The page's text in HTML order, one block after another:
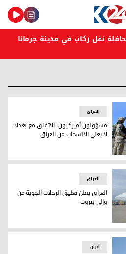
نقل ركاب في مدينة جرمانا
العراق
مسؤولون أميركيون: الاتفاق مع بغداد
لا يعني الانسحاب من العراق
العراقية
العراق
العراق يعلن تعليق الرحلات الجوية من
وإلى بيروت
إيران